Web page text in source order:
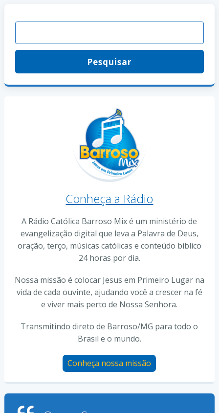
Conheça a Rádio
A Rádio Católica Barroso Mix é um ministério de
evangelização digital que leva a Palavra de Deus,
oração, terço, músicas católicas e conteúdo bíblico
24 horas por dia.
Nossa missão é colocar Jesus em Primeiro Lugar na
vida de cada ouvinte, ajudando você a crescer na fé
e viver mais perto de Nossa Senhora.
Transmitindo direto de Barroso/MG para todo o
Brasil e o mundo.
Conheça nossa missão